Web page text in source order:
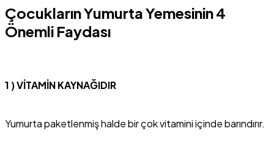
Çocukların Yumurta Yemesinin 4
Önemli Faydası
1 ) VİTAMİN KAYNAĞIDIR
Yumurta paketlenmiş halde bir çok vitamini içinde barındırır.